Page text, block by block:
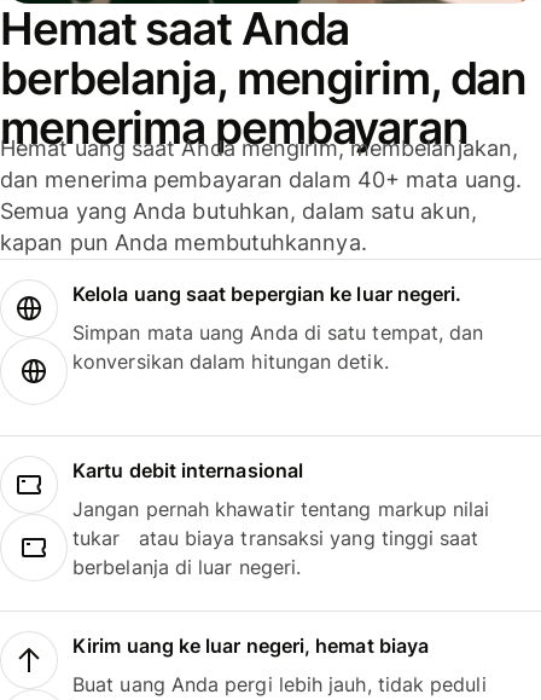
Hemat saat Anda
berbelanja, mengirim, dan
menerima pembayaran
Hemat uang saat Anda mengirim, membelanjakan,
dan menerima pembayaran dalam 40+ mata uang.
Semua yang Anda butuhkan, dalam satu akun,
kapan pun Anda membutuhkannya.
Kelola uang saat bepergian ke luar negeri.
Simpan mata uang Anda di satu tempat, dan
konversikan dalam hitungan detik.
Kartu debit internasional
Jangan pernah khawatir tentang markup nilai
tukar atau biaya transaksi yang tinggi saat
berbelanja di luar negeri.
Kirim uang ke luar negeri, hemat biaya
Buat uang Anda pergi lebih jauh, tidak peduli